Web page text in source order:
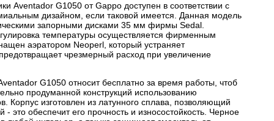
Aventador G1050 от Gappo доступен в соответствии с
дизайном, если таковой имеется. Данная модель
запорными дисками 35 мм фирмы Sedal.
температуры осуществляется фирменным
аэратором Neoperl, который устраняет
чрезмерный расход при увеличение
G1050 относит бесплатно за время работы, чтоб
продуманной конструкций использованию
Корпус изготовлен из латунного сплава, позволяющий
- это обеспечит его прочность и износостойкость. Черное